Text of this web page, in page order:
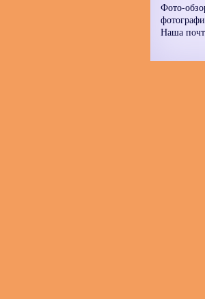
Фото-
Наша